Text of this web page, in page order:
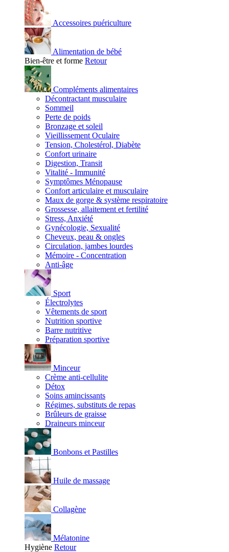
Accessoires puériculture
Alimentation de bébé
Bien-être et forme Retour
Compléments alimentaires
Décontractant musculaire
Sommeil
Perte de poids
Bronzage et soleil
Vieillissement Oculaire
Tension, Cholestérol, Diabète
Confort urinaire
Digestion, Transit
Vitalité - Immunité
Symptômes Ménopause
Confort articulaire et musculaire
Maux de gorge & système respiratoire
Grossesse, allaitement et fertilité
Stress, Anxiété
Gynécologie, Sexualité
Cheveux, peau & ongles
Circulation, jambes lourdes
Mémoire - Concentration
Anti-âge
Sport
Électrolytes
Vêtements de sport
Nutrition sportive
Barre nutritive
Préparation sportive
Minceur
Crème anti-cellulite
Détox
Soins amincissants
Régimes, substituts de repas
Brûleurs de graisse
Draineurs minceur
Bonbons et Pastilles
Huile de massage
Collagène
Mélatonine
Hygiène Retour